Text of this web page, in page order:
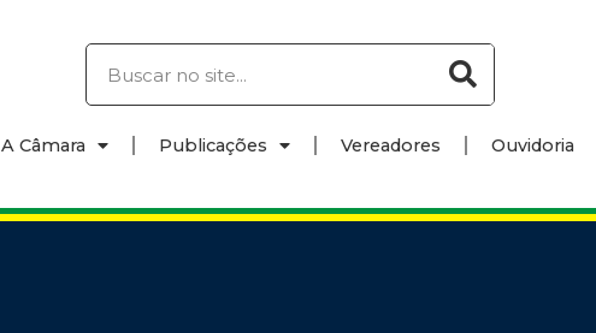
A Câmara Publicações Vereadores Ouvidoria